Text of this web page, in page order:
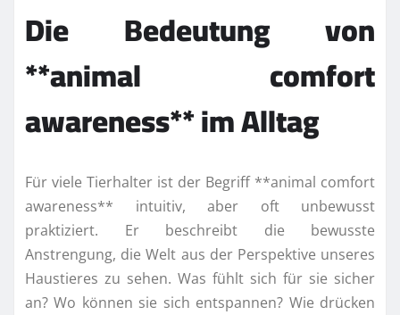
Die Bedeutung von
**animal comfort
awareness** im Alltag
Für viele Tierhalter ist der Begriff **animal comfort
awareness** intuitiv, aber oft unbewusst
praktiziert. Er beschreibt die bewusste
Anstrengung, die Welt aus der Perspektive unseres
Haustieres zu sehen. Was fühlt sich für sie sicher
an? Wo können sie sich entspannen? Wie drücken